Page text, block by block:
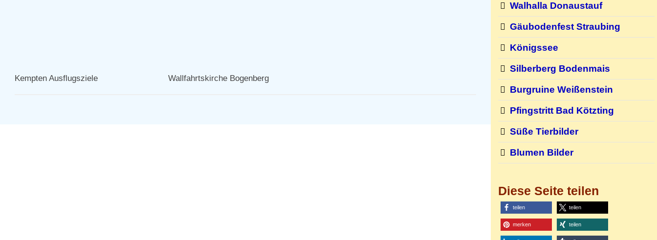
Kempten Ausflugsziele Wallfahrtskirche Bogenberg
Walhalla Donaustauf
Gäubodenfest Straubing
Königssee
Silberberg Bodenmais
Burgruine Weißenstein
Pfingstritt Bad Kötzting
Süße Tierbilder
Blumen Bilder
Diese Seite teilen
teilen teilen
merken teilen